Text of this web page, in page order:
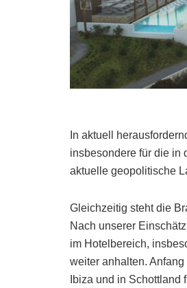
In aktuell
insbesondere für die in
aktuelle geopolitische
Gleichzeitig steht die
Nach unserer
im Hotelbereich,
weiter anhalten.
Ibiza und in